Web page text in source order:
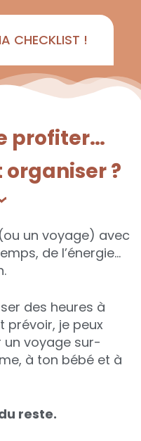
CHECKLIST !
profiter…
?
un voyage) avec
de l’énergie…
des heures à
je peux
un voyage sur-
à ton bébé et à
reste.